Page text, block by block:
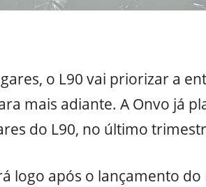
o L90 vai priorizar a
mais adiante. A Onvo já
do L90, no último
logo após o lançamento do